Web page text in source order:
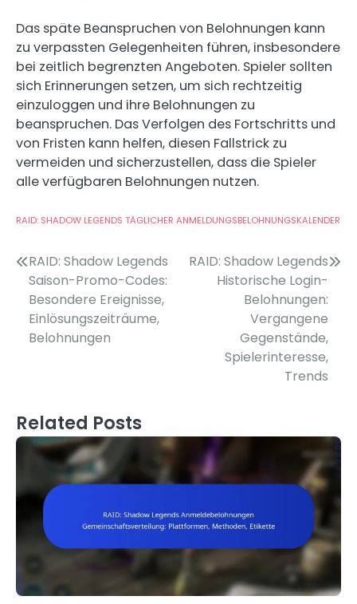
Das späte Beanspruchen von Belohnungen kann
zu verpassten Gelegenheiten führen, insbesondere
bei zeitlich begrenzten Angeboten. Spieler sollten
sich Erinnerungen setzen, um sich rechtzeitig
einzuloggen und ihre Belohnungen zu
beanspruchen. Das Verfolgen des Fortschritts und
von Fristen kann helfen, diesen Fallstrick zu
vermeiden und sicherzustellen, dass die Spieler
alle verfügbaren Belohnungen nutzen.
RAID: SHADOW LEGENDS TÄGLICHER ANMELDUNGSBELOHNUNGSKALENDER
Post
navigation
RAID: Shadow Legends
Saison-Promo-Codes:
Besondere Ereignisse,
Einlösungszeiträume,
Belohnungen
RAID: Shadow Legends
Historische Login-
Belohnungen:
Vergangene
Gegenstände,
Spielerinteresse,
Trends
Related Posts